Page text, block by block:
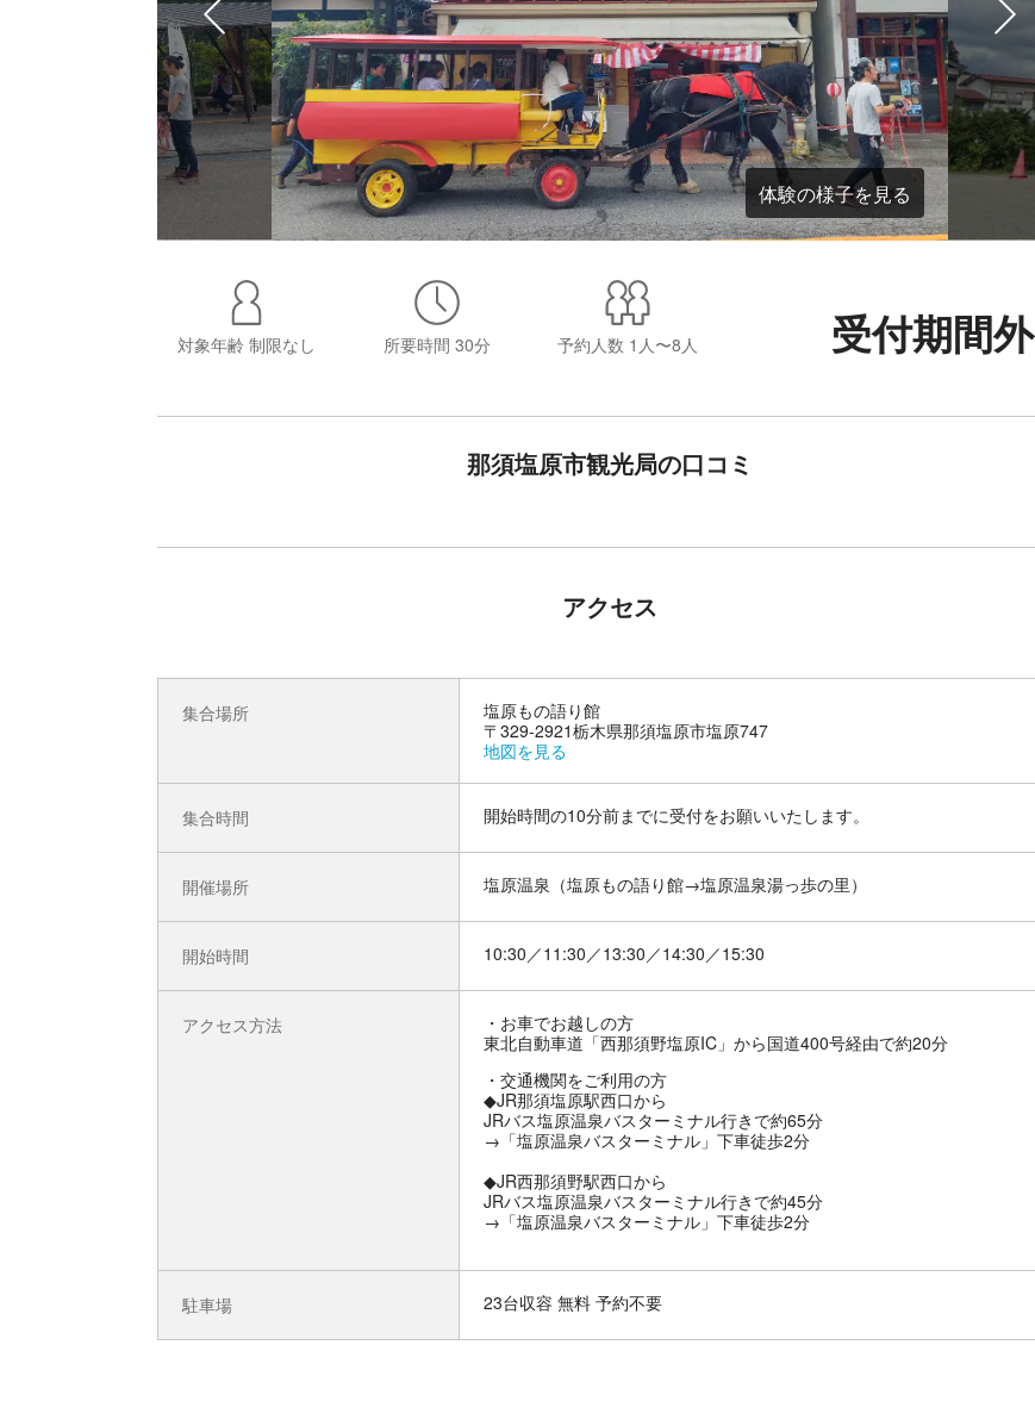
体験の様子を見る
対象年齢 制限なし 所要時間 30分 予約人数 1人〜8人 受付期間外
那須塩原市観光局の口コミ
アクセス
集合場所
塩原もの語り館
〒329-2921栃木県那須塩原市塩原747
地図を見る
集合時間 開始時間の10分前までに受付をお願いいたします。
開催場所 塩原温泉（塩原もの語り館→塩原温泉湯っ歩の里）
開始時間 10:30／11:30／13:30／14:30／15:30
アクセス方法
お車でお越しの方
東北自動車道「西那須野塩原IC」から国道400号経由で約20分
交通機関をご利用の方
◆JR那須塩原駅西口から
JRバス塩原温泉バスターミナル行きで約65分
→「塩原温泉バスターミナル」下車徒歩2分
◆JR西那須野駅西口から
JRバス塩原温泉バスターミナル行きで約45分
→「塩原温泉バスターミナル」下車徒歩2分
駐車場 23台収容 無料 予約不要